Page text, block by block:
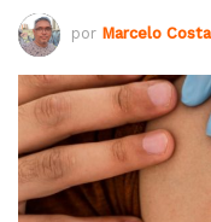
por Marcelo